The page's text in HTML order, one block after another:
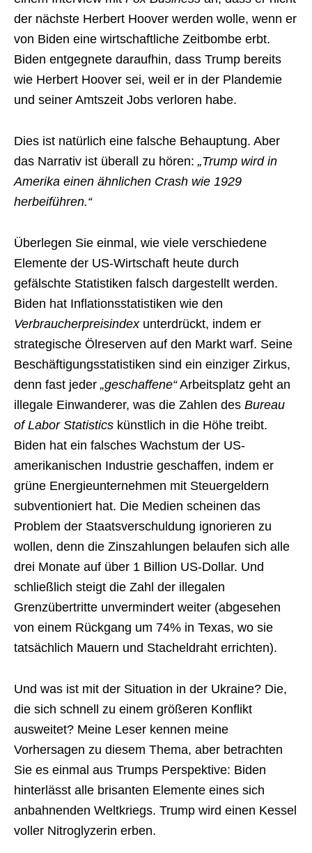
der nächste Herbert Hoover werden wolle, wenn er
von Biden eine wirtschaftliche Zeitbombe erbt.
Biden entgegnete daraufhin, dass Trump bereits
wie Herbert Hoover sei, weil er in der Plandemie
und seiner Amtszeit Jobs verloren habe.
Dies ist natürlich eine falsche Behauptung. Aber
das Narrativ ist überall zu hören: „Trump wird in
Amerika einen ähnlichen Crash wie 1929
herbeiführen.“
Überlegen Sie einmal, wie viele verschiedene
Elemente der US-Wirtschaft heute durch
gefälschte Statistiken falsch dargestellt werden.
Biden hat Inflationsstatistiken wie den
Verbraucherpreisindexunterdrückt, indem er
strategische Ölreserven auf den Markt warf. Seine
Beschäftigungsstatistiken sind ein einziger Zirkus,
denn fast jeder „geschaffene“Arbeitsplatz geht an
illegale Einwanderer, was die Zahlen des Bureau
of Labor Statistics künstlich in die Höhe treibt.
Biden hat ein falsches Wachstum der US-
amerikanischen Industrie geschaffen, indem er
grüne Energieunternehmen mit Steuergeldern
subventioniert hat. Die Medien scheinen das
Problem der Staatsverschuldung ignorieren zu
wollen, denn die Zinszahlungen belaufen sich alle
drei Monate auf über 1 Billion US-Dollar. Und
schließlich steigt die Zahl der illegalen
Grenzübertritte unvermindert weiter (abgesehen
von einem Rückgang um 74% in Texas, wo sie
tatsächlich Mauern und Stacheldraht errichten).
Und was ist mit der Situation in der Ukraine? Die,
die sich schnell zu einem größeren Konflikt
ausweitet? Meine Leser kennen meine
Vorhersagen zu diesem Thema, aber betrachten
Sie es einmal aus Trumps Perspektive: Biden
hinterlässt alle brisanten Elemente eines sich
anbahnenden Weltkriegs. Trump wird einen Kessel
voller Nitroglyzerin erben.